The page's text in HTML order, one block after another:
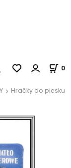
0
Hračky do piesku